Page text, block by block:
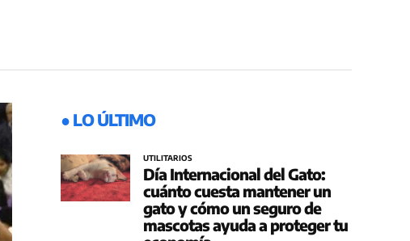
● LO ÚLTIMO
UTILITARIOS
Día Internacional del Gato:
cuánto cuesta mantener un
gato y cómo un seguro de
mascotas ayuda a proteger tu